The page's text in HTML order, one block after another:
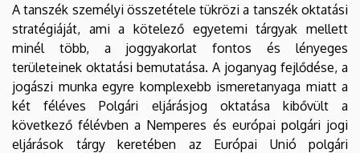
A tanszék személyi összetétele tükrözi a tanszék oktatási
stratégiáját, ami a kötelező egyetemi tárgyak mellett
minél több, a joggyakorlat fontos és lényeges
területeinek oktatási bemutatása. A joganyag fejlődése, a
jogászi munka egyre komplexebb ismeretanyaga miatt a
két féléves Polgári eljárásjog oktatása kibővült a
következő félévben a Nemperes és európai polgári jogi
eljárások tárgy keretében az Európai Unió polgári